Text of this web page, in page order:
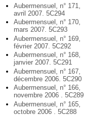
Aubermensuel, n° 171,
avril 2007. 5C294
Aubermensuel, n° 170,
mars 2007. 5C293
Aubermensuel, n° 169,
février 2007. 5C292
Aubermensuel, n° 168,
janvier 2007. 5C291
Aubermensuel, n° 167,
décembre 2006. 5C290
Aubermensuel, n° 166,
novembre 2006 . 5C289
Aubermensuel, n° 165,
octobre 2006 . 5C288